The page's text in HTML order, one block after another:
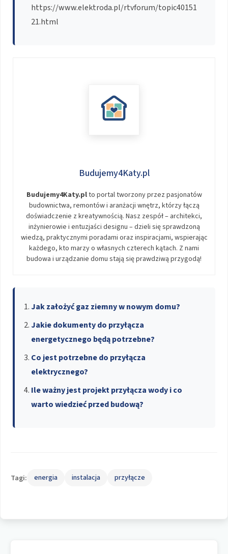
https://www.elektroda.pl/rtvforum/topic40151
21.html
Budujemy4Katy.pl
Budujemy4Katy.plto portal tworzony przez pasjonatów
budownictwa, remontów i aranżacji wnętrz, którzy łączą
doświadczenie z kreatywnością. Nasz zespół – architekci,
inżynierowie i entuzjaści designu – dzieli się sprawdzoną
wiedzą, praktycznymi poradami oraz inspiracjami, wspierając
każdego, kto marzy o własnych czterech kątach. Z nami
budowa i urządzanie domu stają się prawdziwą przygodą!
Jak założyć gaz ziemny w nowym domu?
Jakie dokumenty do przyłącza
energetycznego będą potrzebne?
Co jest potrzebne do przyłącza
elektrycznego?
Ile ważny jest projekt przyłącza wody i co
warto wiedzieć przed budową?
Tagi: energia instalacja przyłącze